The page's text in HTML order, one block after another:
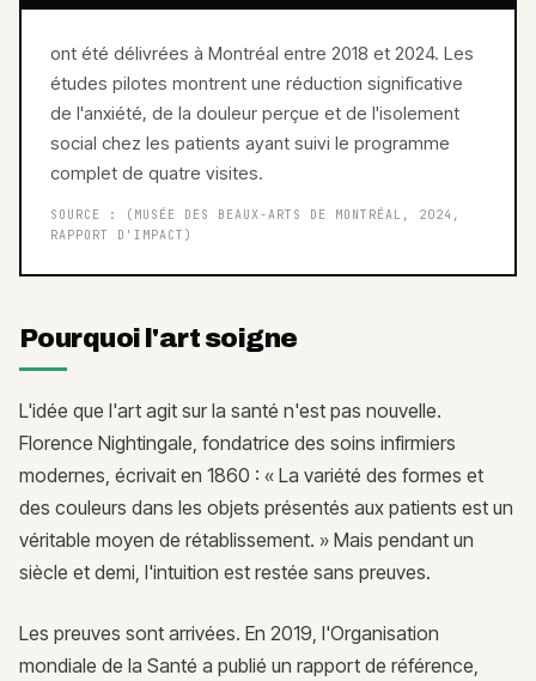
ont été délivrées à Montréal entre 2018 et 2024. Les
études pilotes montrent une réduction significative
de l'anxiété, de la douleur perçue et de l'isolement
social chez les patients ayant suivi le programme
complet de quatre visites.
SOURCE :
(MUSÉE DES BEAUX-ARTS DE MONTRÉAL, 2024,
RAPPORT D'IMPACT)
Pourquoi l'art soigne
L'idée que l'art agit sur la santé n'est pas nouvelle.
Florence Nightingale, fondatrice des soins infirmiers
modernes, écrivait en 1860 : « La variété des formes et
des couleurs dans les objets présentés aux patients est un
véritable moyen de rétablissement. » Mais pendant un
siècle et demi, l'intuition est restée sans preuves.
Les preuves sont arrivées. En 2019, l'Organisation
mondiale de la Santé a publié un rapport de référence,